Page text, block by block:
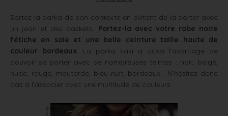
Sortez la parka de son contexte en évitant de la porter avec
un jean et des baskets.
Portez-la avec votre robe noire
fétiche en soie et une belle ceinture taille haute de
couleur bordeaux . La parka kaki a aussi l’avantage de
pouvoir se porter avec de nombreuses teintes : noir, beige,
nude, rouge, moutarde, bleu nuit, bordeaux… N’hésitez donc
pas à l’associer avec une multitude de couleurs.